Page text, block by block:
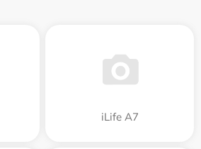
iLife A7